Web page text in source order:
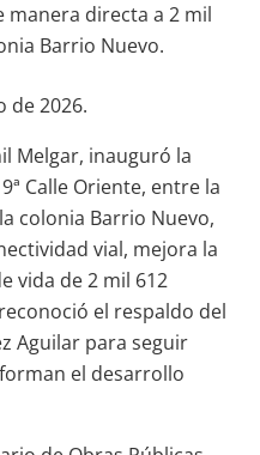
manera directa a 2 mil
Barrio Nuevo.
de 2026.
Melgar, inauguró la
Calle Oriente, entre la
colonia Barrio Nuevo,
vial, mejora la
vida de 2 mil 612
el respaldo del
Aguilar para seguir
el desarrollo